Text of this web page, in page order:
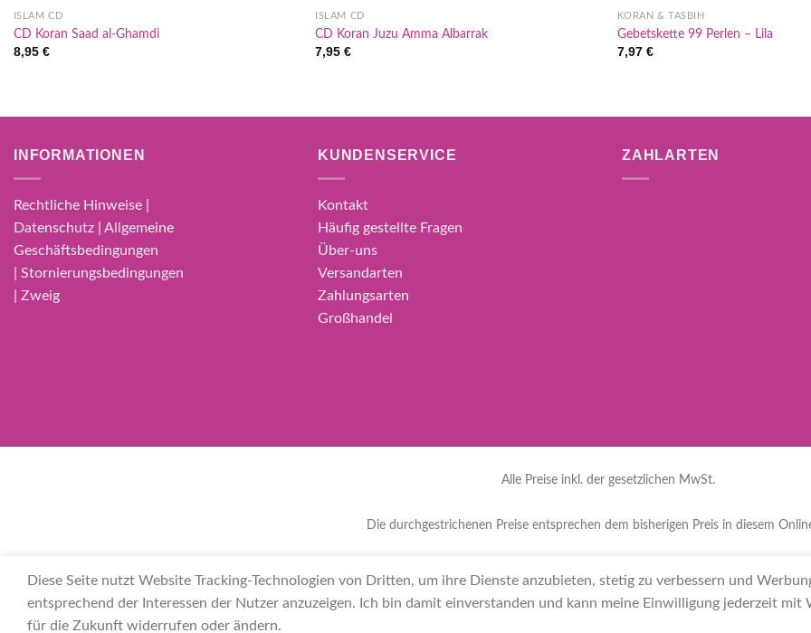
ISLAM CD
CD Koran Saad al-Ghamdi
8,95 €
ISLAM CD
CD Koran Juzu Amma Albarrak
7,95€
KORAN & TASBIH
Gebetskette 99 Perlen – Lila
7,97 €
INFORMATIONEN
Rechtliche Hinweise |
Datenschutz | Allgemeine
Geschäftsbedingungen
| Stornierungsbedingungen
| Zweig
KUNDENSERVICE
Kontakt
Häufig gestellte Fragen
Über-uns
Versandarten
Zahlungsarten
Großhandel
ZAHLARTEN
Alle Preise inkl. der gesetzlichen MwSt.
Die durchgestrichenen Preise entsprechen dem bisherigen Preis in diesem
Diese Seite nutzt Website Tracking-Technologien von Dritten, um ihre Dienste anzubieten, stetig zu verbessern und
entsprechend der Interessen der Nutzer anzuzeigen. Ich bin damit einverstanden und kann meine Einwilligung jederzeit mit
für die Zukunft widerrufen oder ändern.
العربية(Arabisch) Čeština(Tschechisch) Nederlands(Niederländisch ) English (Englisch ) Français(
Svenska( Schwedisch)